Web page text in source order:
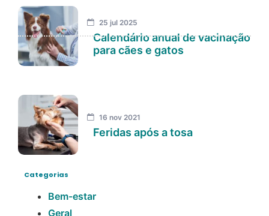
25 jul 2025
Calendário anual de vacinação
para cães e gatos
16 nov 2021
Feridas após a tosa
Categorias
Bem-estar
Geral